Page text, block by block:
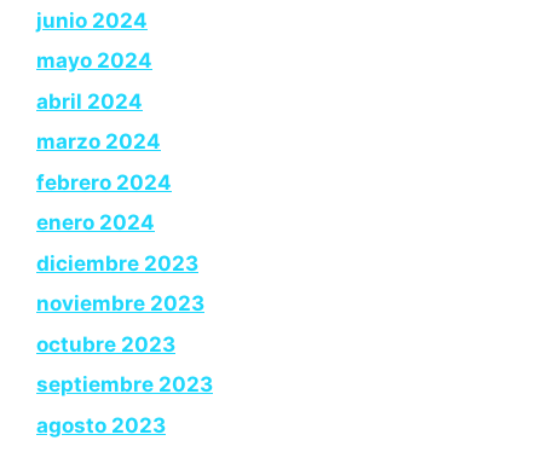
junio 2024
mayo 2024
abril 2024
marzo 2024
febrero 2024
enero 2024
diciembre 2023
noviembre 2023
octubre 2023
septiembre 2023
agosto 2023